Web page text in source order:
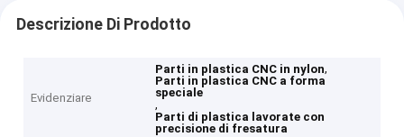
Descrizione Di Prodotto
Evidenziare
Parti in plastica CNC in nylon,
Parti in plastica CNC a forma
speciale
,
Parti di plastica lavorate con
precisione di fresatura